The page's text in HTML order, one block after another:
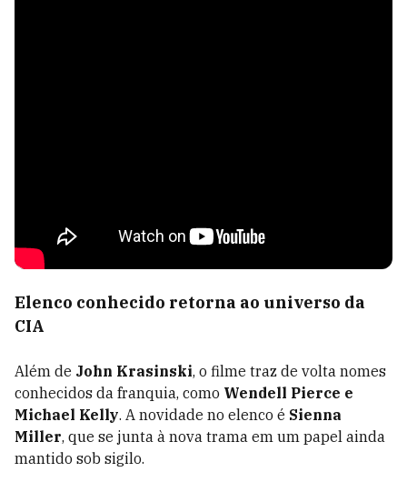
Elenco conhecido retorna ao universo da
CIA
Além de John Krasinski, o filme traz de volta nomes
conhecidos da franquia, como Wendell Pierce e
Michael Kelly. A novidade no elenco é Sienna
Miller, que se junta à nova trama em um papel ainda
mantido sob sigilo.